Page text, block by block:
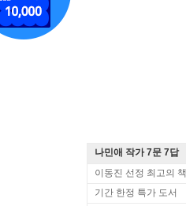
나민애 작가 7문 7답
이동진 선정 최고의 책
기간 한정 특가 도서